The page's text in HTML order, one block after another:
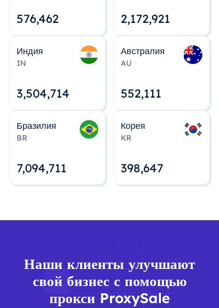
576,463 2,172,922
Индия
IN
3,504,715
Австралия
AU
552,112
Бразилия
BR
7,094,712
Корея
KR
398,648
Наши клиенты улучшают
свой бизнес с помощью
прокси ProxySale